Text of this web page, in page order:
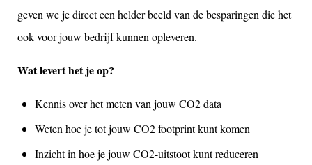
geven we je direct een helder beeld van de besparingen die het
ook voor jouw bedrijf kunnen opleveren.
Wat levert het je op?
Kennis over het meten van jouw CO2 data
Weten hoe je tot jouw CO2 footprint kunt komen
Inzicht in hoe je jouw CO2-uitstoot kunt reduceren